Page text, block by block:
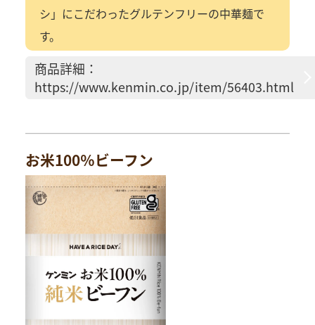
シ」にこだわったグルテンフリーの中華麺で
す。
商品詳細：
https://www.kenmin.co.jp/item/56403.html
お米100％ビーフン